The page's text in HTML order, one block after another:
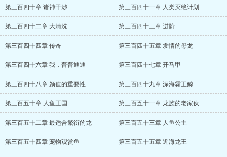
第三百四十章 诸神干涉 第三百四十一章 人类灭绝计划
第三百四十二章 大清洗 第三百四十三章 进阶
第三百四十四章 传奇 第三百四十五章 发情的母龙
第三百四十六章 我，普普通通 第三百四十七章 开马甲
第三百四十八章 颜值的重要性 第三百四十九章 深海霸王鲸
第三百五十章 人鱼王国 第三百五十一章 龙族的老家伙
第三百五十二章 最适合繁衍的龙 第三百五十三章 人鱼公主
第三百五十四章 宠物观赏鱼 第三百五十五章 近海龙王